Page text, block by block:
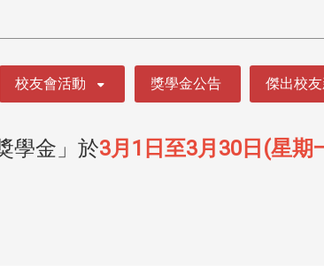
校友會活動 獎學金公告 傑出校
學金」於3月1日至3月30日(星期